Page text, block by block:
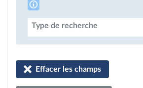
Type de recherche
Effacer les champs